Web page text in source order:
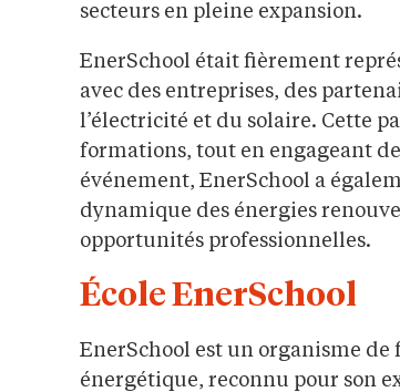
secteurs en pleine expansion.
EnerSchool était fièrement
avec des entreprises, des
l’électricité et du solaire. Cette
formations, tout en engageant
événement, EnerSchool a
dynamique des énergies
opportunités professionnelles.
École EnerSchool
EnerSchool est un organisme
énergétique, reconnu pour son